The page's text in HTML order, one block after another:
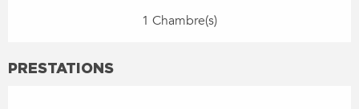
1 Chambre(s)
PRESTATIONS